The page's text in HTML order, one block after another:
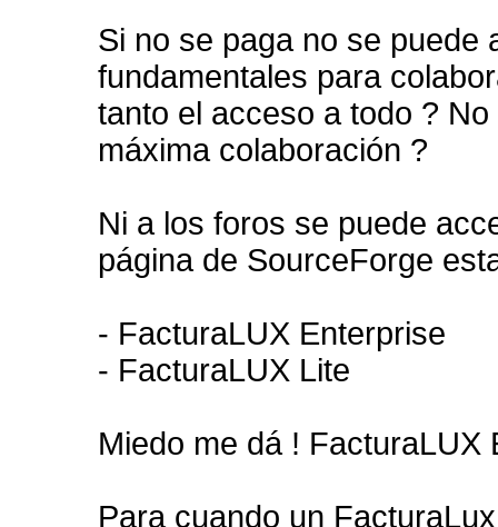
Si no se paga no se puede
fundamentales para
tanto el acceso a todo ?
máxima colaboración ?
Ni a los foros se puede
página de SourceForge
- FacturaLUX Enterprise
- FacturaLUX Lite
Miedo me dá !
Para cuando un